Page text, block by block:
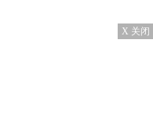
X 关闭